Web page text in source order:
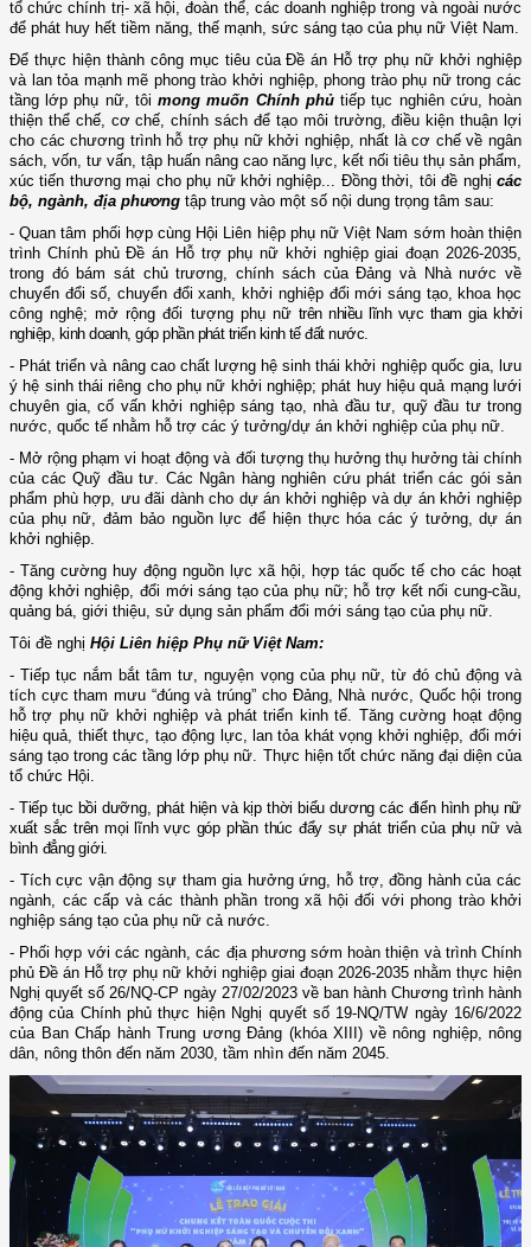
tổ chức chính trị- xã hội, đoàn thể, các doanh nghiệp trong và ngoài nước
để phát huy hết tiềm năng, thế mạnh, sức sáng tạo của phụ nữ Việt Nam.
Để thực hiện thành công mục tiêu của Đề án Hỗ trợ phụ nữ khởi nghiệp
và lan tỏa mạnh mẽ phong trào khởi nghiệp, phong trào phụ nữtrong các
tầng lớp phụ nữ, tôimong muốn Chính phủtiếp tục nghiên cứu, hoàn
thiện thể chế, cơ chế, chính sách để tạo môi trường, điều kiện thuận lợi
cho các chương trình hỗ trợ phụ nữ khởi nghiệp, nhất là cơ chế về ngân
sách, vốn, tư vấn, tập huấn nâng cao năng lực, kết nối tiêu thụ sản phẩm,
xúc tiến thương mại cho phụ nữ khởi nghiệp... Đồng thời, tôi đề nghịcác
bộ, ngành, địa phương tập trung vào một số nội dung trọng tâm sau:
- Quan tâm phối hợp cùng Hội Liên hiệp phụ nữ Việt Nam sớm hoàn thiện
trình Chính phủ Đề án Hỗ trợ phụ nữ khởi nghiệp giai đoạn 2026-2035,
trong đó bám sát chủ trương, chính sách của Đảng và Nhà nước về
chuyển đổi số, chuyển đổi xanh, khởi nghiệp đổi mới sáng tạo, khoa học
công nghệ; mở rộng đối tượng phụ nữ trên nhiều lĩnh vực tham gia khởi
nghiệp, kinh doanh, góp phần phát triển kinh tế đất nước.
- Phát triển và nâng cao chất lượng hệ sinh thái khởi nghiệp quốc gia, lưu
ý hệ sinh thái riêng cho phụ nữ khởi nghiệp; phát huy hiệu quả mạng lưới
chuyên gia, cố vấn khởi nghiệp sáng tạo, nhà đầu tư, quỹ đầu tư trong
nước, quốc tế nhằm hỗ trợ các ý tưởng/dự án khởi nghiệp của phụ nữ.
- Mở rộng phạm vi hoạt động và đối tượng thụ hưởng thụ hưởng tài chính
của các Quỹ đầu tư. Các Ngân hàng nghiên cứu phát triển các gói sản
phẩm phù hợp, ưu đãi dành cho dự án khởi nghiệp và dự án khởi nghiệp
của phụ nữ, đảm bảo nguồn lực để hiện thực hóa các ý tưởng, dự án
khởi nghiệp.
- Tăng cường huy động nguồn lực xã hội, hợp tác quốc tế cho các hoạt
động khởi nghiệp, đổi mới sáng tạo của phụ nữ; hỗ trợ kết nối cung-cầu,
quảng bá, giới thiệu, sử dụng sản phẩm đổi mới sáng tạo của phụ nữ.
Tôi đề nghị Hội Liên hiệp Phụ nữ Việt Nam:
-Tiếp tục nắm bắt tâm tư, nguyện vọng của phụ nữ, từ đó chủ động và
tích cực tham mưu “đúng và trúng” cho Đảng, Nhà nước, Quốc hội trong
hỗ trợ phụ nữ khởi nghiệp và phát triển kinh tế. Tăng cường hoạt động
hiệu quả, thiết thực, tạo động lực, lan tỏa khát vọng khởi nghiệp, đổi mới
sáng tạo trong các tầng lớp phụ nữ. Thực hiện tốt chức năng đại diện của
tổ chức Hội.
- Tiếp tục bồi dưỡng, phát hiện và kịp thời biểu dương các điển hình phụ nữ
xuất sắc trên mọi lĩnh vực góp phần thúc đẩy sự phát triển của phụ nữ và
bình đẳng giới.
- Tích cực vận động sự tham gia hưởng ứng, hỗ trợ, đồng hành của các
ngành, các cấp và các thành phần trong xã hội đối với phong trào khởi
nghiệp sáng tạo của phụ nữ cả nước.
- Phối hợp với các ngành, các địa phương sớm hoàn thiện và trình Chính
phủ Đề án Hỗ trợ phụ nữ khởi nghiệp giai đoạn 2026-2035 nhằm thực hiện
Nghị quyết số 26/NQ-CP ngày 27/02/2023 về ban hành Chương trình hành
động của Chính phủ thực hiện Nghị quyết số 19-NQ/TW ngày 16/6/2022
của Ban Chấp hành Trung ương Đảng (khóa XIII) về nông nghiệp, nông
dân, nông thôn đến năm 2030, tầm nhìn đến năm 2045.